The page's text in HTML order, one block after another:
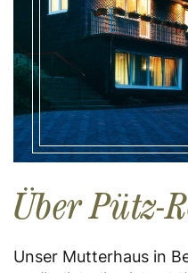
Über Pütz-
Unser Mutterhaus in